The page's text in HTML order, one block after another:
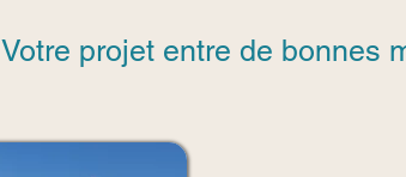
Votre projet entre de bonnes